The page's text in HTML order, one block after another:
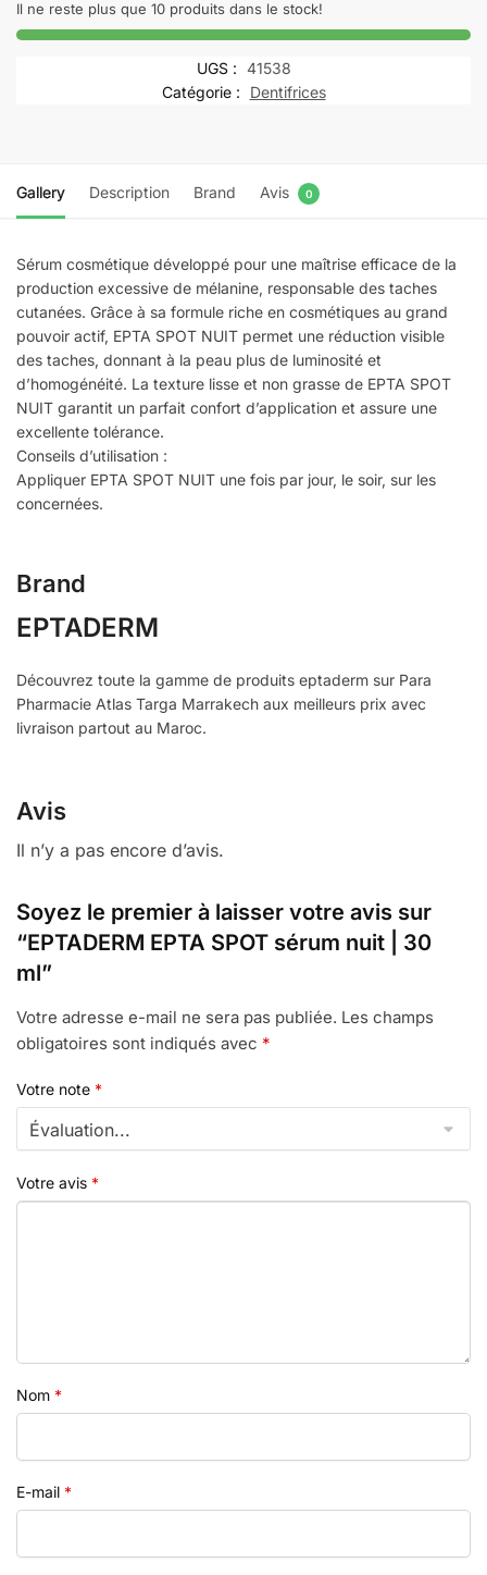
EPTA
SPOT
Il ne reste plus que 10 produits dans le stock!
UGS : 41538
Catégorie :
Dentifrices
Gallery Description Brand Avis 0
Sérum cosmétique développé pour une maîtrise efficace de la
production excessive de mélanine, responsable des taches
cutanées. Grâce à sa formule riche en cosmétiques au grand
pouvoir actif, EPTA SPOT NUIT permet une réduction visible
des taches, donnant à la peau plus de luminosité et
d’homogénéité. La texture lisse et non grasse de EPTA SPOT
NUIT garantit un parfait confort d’application et assure une
excellente tolérance.
Conseils d’utilisation :
Appliquer EPTA SPOT NUIT une fois par jour, le soir, sur les
concernées.
Brand
EPTADERM
Découvrez toute la gamme de produits eptaderm sur Para
Pharmacie Atlas Targa Marrakech aux meilleurs prix avec
livraison partout au Maroc.
Avis
Il n’y a pas encore d’avis.
Soyez le premier à laisser votre avis sur
“EPTADERM EPTA SPOT sérum nuit | 30
ml”
Votre adresse e-mail ne sera pas publiée. Les champs
obligatoires sont indiqués avec *
Votre note *
Votre avis *
Nom *
E-mail *